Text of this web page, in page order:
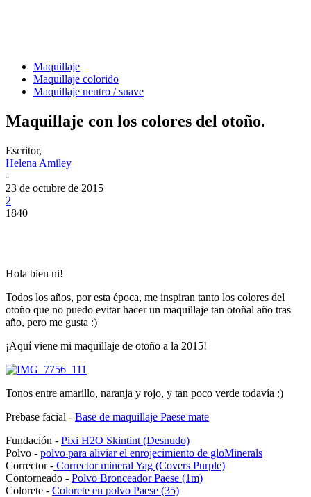
Maquillaje
Maquillaje colorido
Maquillaje neutro / suave
Maquillaje con los colores del otoño.
Escritor,
Helena Amiley
-
23 de octubre de 2015
2
1840
Hola bien ni!
Todos los años, por esta época, me inspiran tanto los colores del
otoño que no puedo evitar hacer un maquillaje tan otoñal año tras
año, pero me gusta :)
¡Aquí viene mi maquillaje de otoño a la 2015!
Tonos entre amarillo, naranja y rojo, y tan poco verde todavía :)
Prebase facial - Base de maquillaje Paese mate
Fundación - Pixi H2O Skintint (Desnudo)
Polvo - polvo para aliviar el enrojecimiento de gloMinerals
Corrector - Corrector mineral Yag (Covers Purple)
Contorneado - Polvo Bronceador Paese (1m)
Colorete - Colorete en polvo Paese (35)